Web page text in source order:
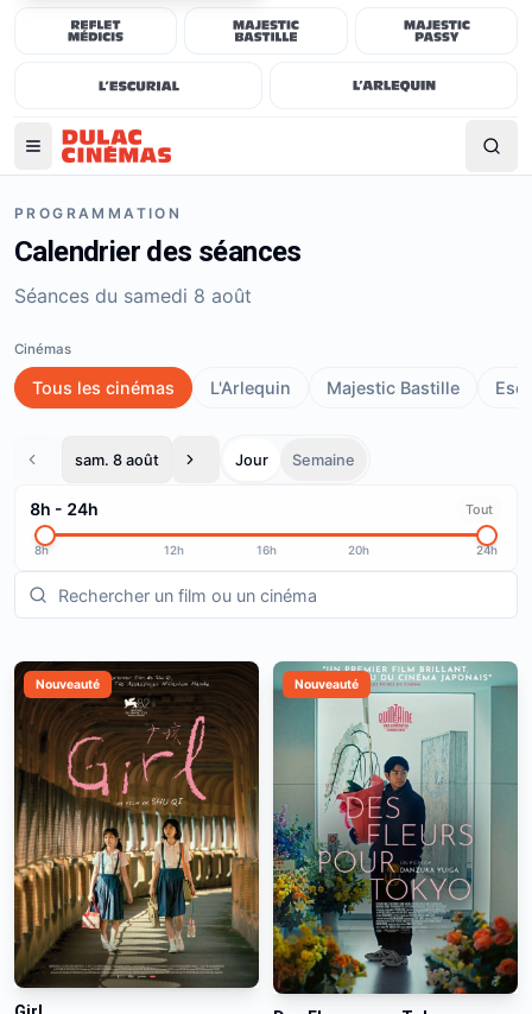
PROGRAMMATION
Calendrier des séances
Séances du samedi 8 août
sam. 8 août Jour Semaine
8h - 24h Tout
8h 12h 16h 20h 24h
Cinémas
Tous les cinémas L'Arlequin Majestic Bastille
Nouveauté Nouveauté